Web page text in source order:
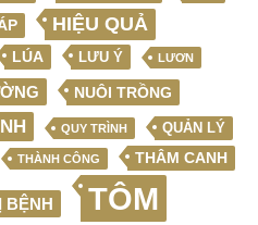
HIỆU QUẢ
LÚA LƯU Ý LƯƠN
NUÔI TRỒNG
QUY TRÌNH QUẢN LÝ
THÀNH CÔNG THÂM CANH
BỆNH TÔM